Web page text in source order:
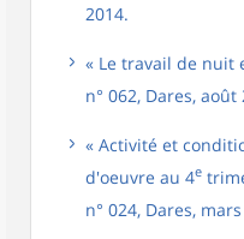
2014.
« Le travail de nuit
n° 062, Dares, août
« Activité et
d'oeuvre au 4e
n° 024, Dares,